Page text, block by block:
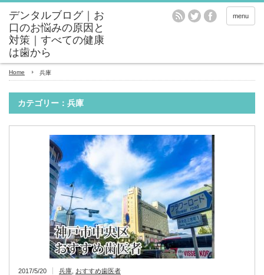
menu
Home 兵庫
カテゴリー：兵庫
2017/5/20 兵庫 おすすめ歯医者